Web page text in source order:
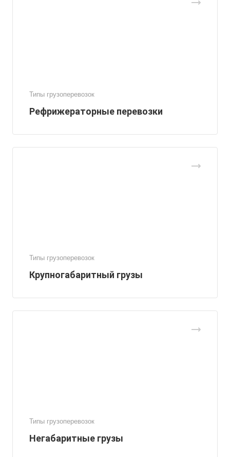
Типы грузоперевозок
Рефрижераторные перевозки
Типы грузоперевозок
Крупногабаритный грузы
Типы грузоперевозок
Негабаритные грузы